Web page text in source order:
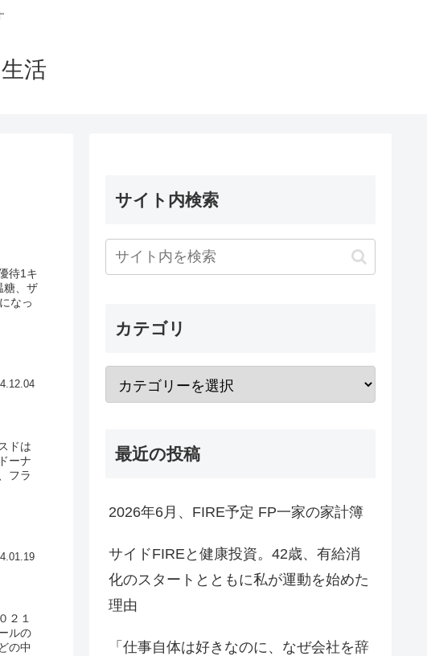
活
待1キ
糖、ザ
なっ
ドは
ーナ
フラ
２１
ルの
の中
サイト内検索
カテゴリ
最近の投稿
2026年6月、FIRE予定 FP一家の家計簿
サイドFIREと健康投資。42歳、有給消
化のスタートとともに私が運動を始めた
理由
「仕事自体は好きなのに、なぜ会社を辞